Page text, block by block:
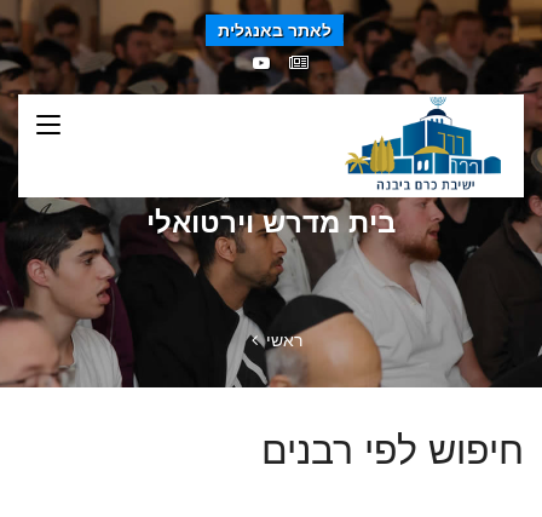
לאתר באנגלית
בית מדרש וירטואלי
ראשי
חיפוש לפי רבנים